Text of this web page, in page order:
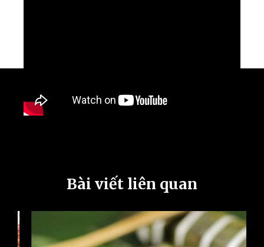
Bài viết liên quan